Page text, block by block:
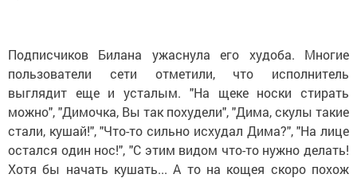
Подписчиков Билана ужаснула его худоба. Многие
пользователи сети отметили, что исполнитель
выглядит еще и усталым. "На щеке носки стирать
можно", "Димочка, Вы так похудели", "Дима, скулы такие
стали, кушай!", "Что-то сильно исхудал Дима?", "На лице
остался один нос!", "С этим видом что-то нужно делать!
Хотя бы начать кушать... А то на кощея скоро похож